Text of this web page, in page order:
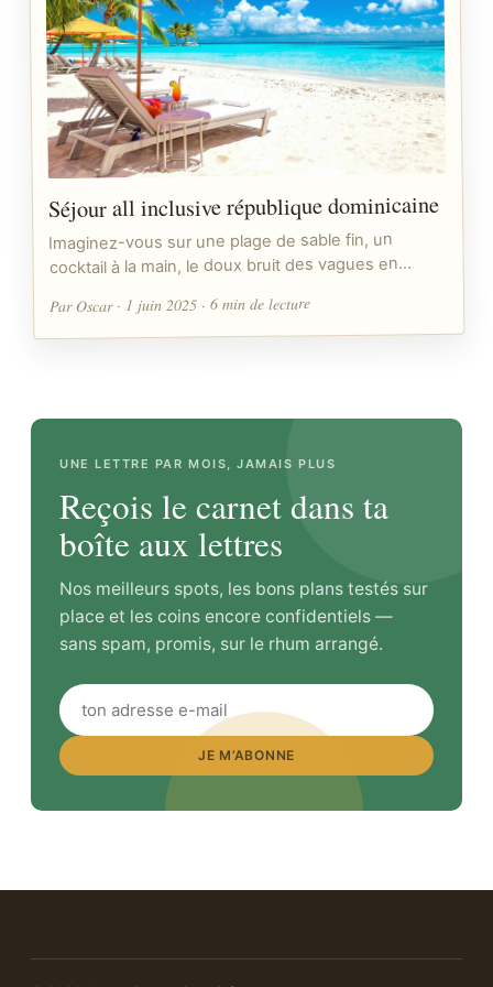
Séjour all inclusive république dominicaine
Imaginez-vous sur une plage de sable fin, un
cocktail à la main, le doux bruit des vagues en…
Par Oscar · 1 juin 2025 · 6 min de lecture
UNE LETTRE PAR MOIS, JAMAIS PLUS
Reçois le carnet dans ta
boîte aux lettres
Nos meilleurs spots, les bons plans testés sur
place et les coins encore confidentiels —
sans spam, promis, sur le rhum arrangé.
JE M’ABONNE